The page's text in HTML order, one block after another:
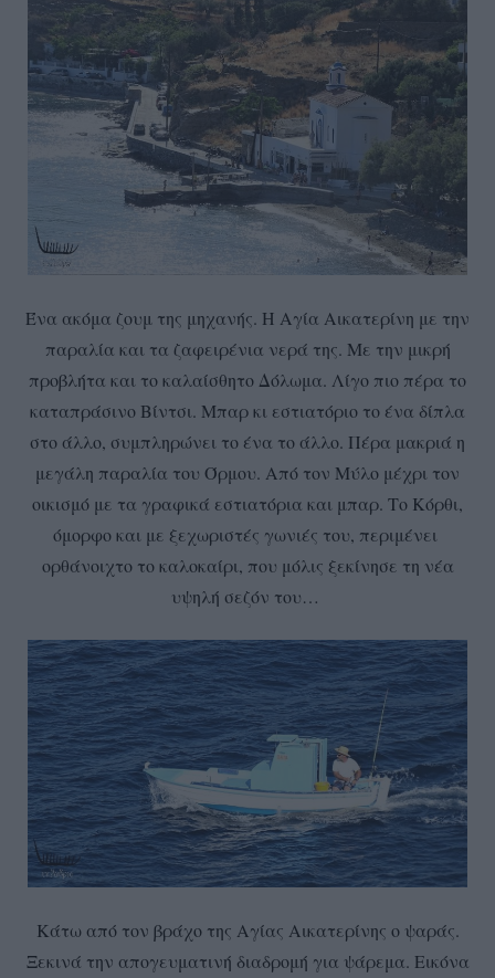
Ένα ακόμα ζουμ της μηχανής. Η Αγία Αικατερίνη με την
παραλία και τα ζαφειρένια νερά της. Με την μικρή
προβλήτα και το καλαίσθητο Δόλωμα. Λίγο πιο πέρα το
καταπράσινο Βίντσι. Μπαρ κι εστιατόριο το ένα δίπλα
στο άλλο, συμπληρώνει το ένα το άλλο. Πέρα μακριά η
μεγάλη παραλία του Όρμου. Από τον Μύλο μέχρι τον
οικισμό με τα γραφικά εστιατόρια και μπαρ. Το Κόρθι,
όμορφο και με ξεχωριστές γωνιές του, περιμένει
ορθάνοιχτο το καλοκαίρι, που μόλις ξεκίνησε τη νέα
υψηλή σεζόν του…
Κάτω από τον βράχο της Αγίας Αικατερίνης ο ψαράς.
Ξεκινά την απογευματινή διαδρομή για ψάρεμα. Εικόνα